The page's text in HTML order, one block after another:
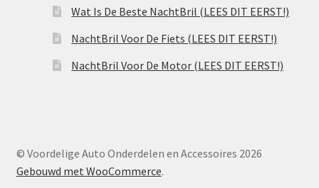
Wat Is De Beste NachtBril (LEES DIT EERST!)
NachtBril Voor De Fiets (LEES DIT EERST!)
NachtBril Voor De Motor (LEES DIT EERST!)
© Voordelige Auto Onderdelen en Accessoires 2026
Gebouwd met WooCommerce.